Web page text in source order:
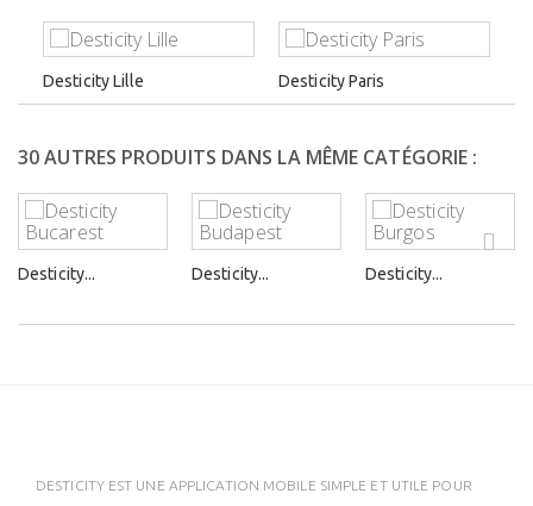
Desticity Lille Desticity Paris
30 AUTRES PRODUITS DANS LA MÊME CATÉGORIE :
Desticity... Desticity... Desticity...
DESTICITY EST UNE APPLICATION MOBILE SIMPLE ET UTILE POUR